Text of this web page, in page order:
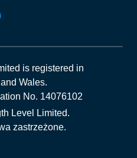
is registered in
Wales.
No. 14076102
Level Limited.
zastrzeżone.